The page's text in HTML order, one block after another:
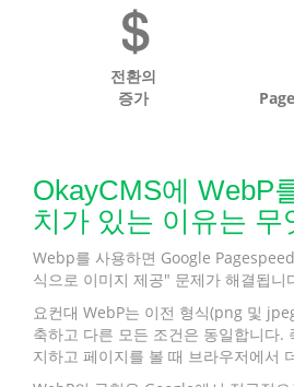
전환의
증가
OkayCMS에 WebP
치가 있는 이유는 무
Webp를 사용하면 Google
식으로 이미지 제공" 문제가 해결됩니
요컨대 WebP는 이전 형식(png 및
축하고 다른 모든 조건은 동일합니다.
지하고 페이지를 볼 때 브라우저에서